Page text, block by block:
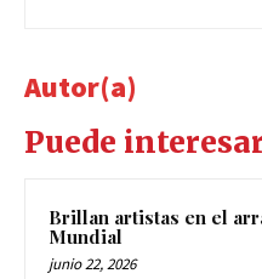
Autor(a)
Puede
Brillan artistas en el
Mundial
junio 22, 2026